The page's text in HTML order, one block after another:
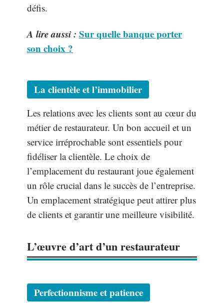
défis.
A lire aussi : Sur quelle banque porter
son choix ?
La clientèle et l’immobilier
Les relations avec les clients sont au cœur du
métier de restaurateur. Un bon accueil et un
service irréprochable sont essentiels pour
fidéliser la clientèle. Le choix de
l’emplacement du restaurant joue également
un rôle crucial dans le succès de l’entreprise.
Un emplacement stratégique peut attirer plus
de clients et garantir une meilleure visibilité.
L’œuvre d’art d’un restaurateur
Perfectionnisme et patience